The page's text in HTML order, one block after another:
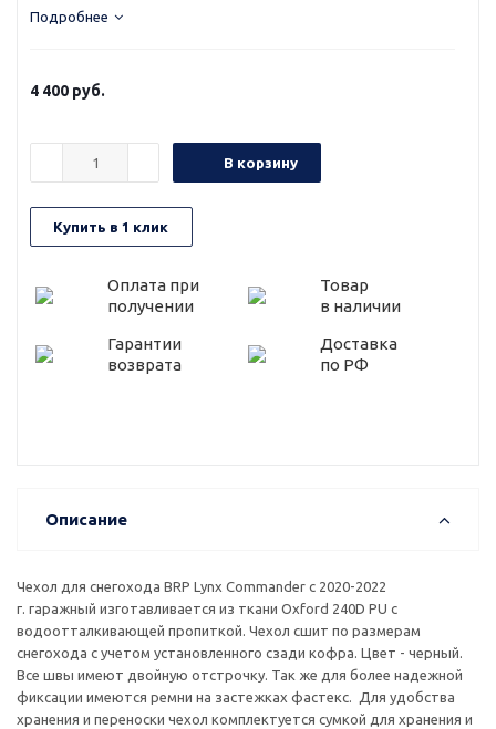
Подробнее
4 400 руб.
В корзину
Купить в 1 клик
Оплата при
получении
Товар
в наличии
Гарантии
возврата
Доставка
по РФ
Описание
Чехол для снегохода BRP Lynx Commander с 2020-2022
г. гаражный изготавливается из ткани Oxford 240D PU с
водоотталкивающей пропиткой. Чехол сшит по размерам
снегохода с учетом установленного сзади кофра. Цвет - черный.
Все швы имеют двойную отстрочку. Так же для более надежной
фиксации имеются ремни на застежках фастекс. Для удобства
хранения и переноски чехол комплектуется сумкой для хранения и